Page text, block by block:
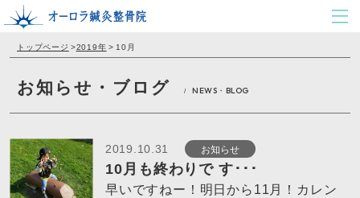
トップページ >2019年 > 10月
お知らせ・ブログ / NEWS・BLOG
2019.10.31 お知らせ
10月も終わりで す･･･
早いですねー！明日から11月！カレン